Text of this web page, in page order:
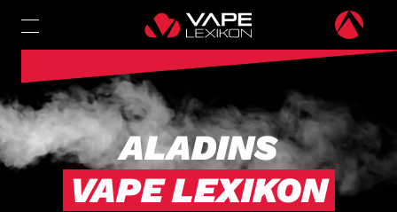
ALADINS
VAPE LEXIKON